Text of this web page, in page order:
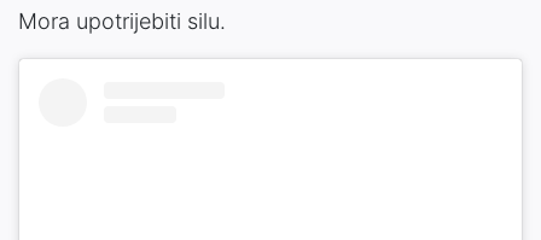
Mora upotrijebiti silu.